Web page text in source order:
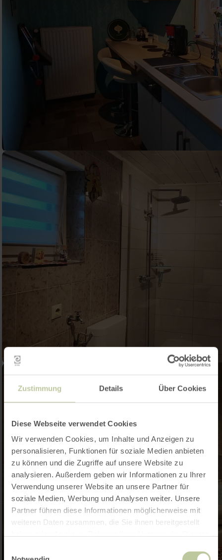
Zustimmung Details Über Cookies
Diese Webseite verwendet Cookies
Wir verwenden Cookies, um Inhalte und Anzeigen zu
personalisieren, Funktionen für soziale Medien anbieten
zu können und die Zugriffe auf unsere Website zu
analysieren. Außerdem geben wir Informationen zu Ihrer
Verwendung unserer Website an unsere Partner für
soziale Medien, Werbung und Analysen weiter. Unsere
Partner führen diese Informationen möglicherweise mit
weiteren Daten zusammen, die Sie ihnen bereitgestellt